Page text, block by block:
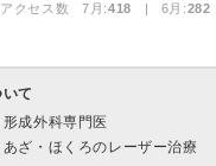
アクセス数 7月:418 | 6月:282
て
形成外科専門医
あざ・ほくろのレーザー治療